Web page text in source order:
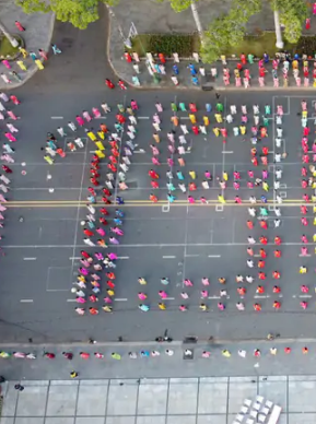
Đổi mới tư duy quản lý trong